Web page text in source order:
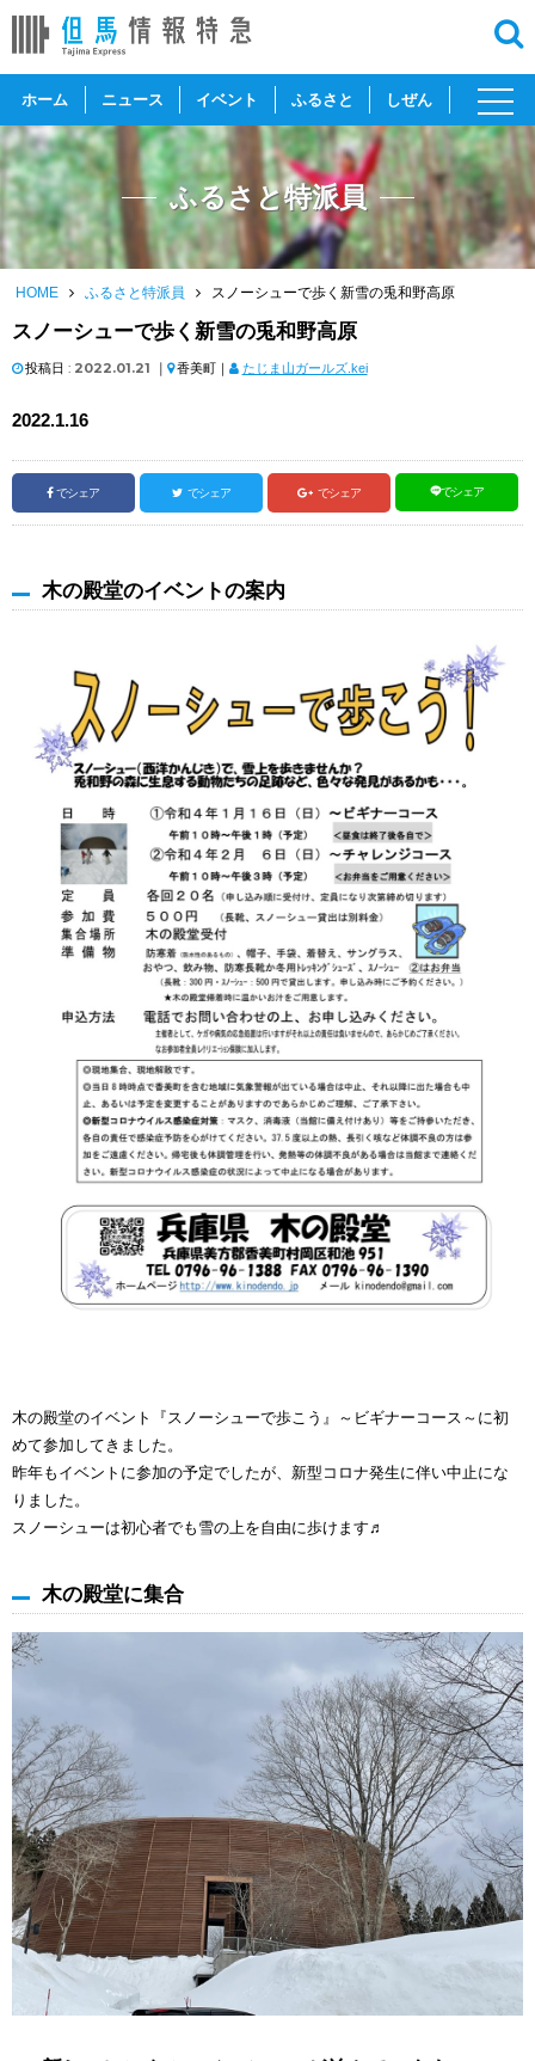
ホーム ニュース イベント ふるさと しぜん
toggle
ふるさと特派員
HOME ふるさと特派員 スノーシューで歩く新雪の兎和野高原
スノーシューで歩く新雪の兎和野高原
投稿日 : 2022.01.21 ｜ 香美町｜ たじま山ガールズ.kei
2022.1.16
でシェア でシェア でシェア でシェア
木の殿堂のイベントの案内
木の殿堂のイベント『スノーシューで歩こう』～ビギナーコース～に初
めて参加してきました。
昨年もイベントに参加の予定でしたが、新型コロナ発生に伴い中止にな
りました。
スノーシューは初心者でも雪の上を自由に歩けます♬
木の殿堂に集合